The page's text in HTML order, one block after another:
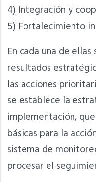
4) Integración y
5) Fortalecimiento
En cada una de
resultados
las acciones
se establece la
implementación,
básicas para la
sistema de
procesar el